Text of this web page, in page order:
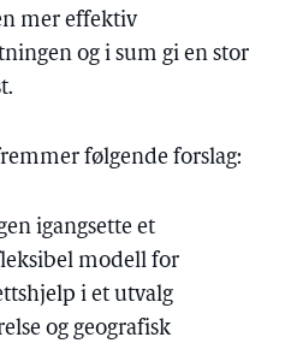
mer effektiv
og i sum gi en stor
følgende forslag:
igangsette et
modell for
i et utvalg
og geografisk